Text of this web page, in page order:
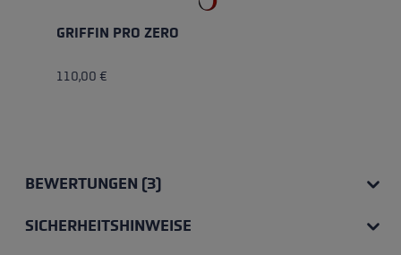
GRIFFIN PRO ZERO
110,00 €
BEWERTUNGEN (3)
SICHERHEITSHINWEISE